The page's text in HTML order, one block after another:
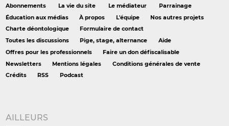
Abonnements La vie du site Le médiateur
Parrainage
Éducation aux médias
À propos L'équipe
Nos autres projets
Charte déontologique
Formulaire de contact
Toutes les discussions
Pige, stage, alternance
Aide
Offres pour les professionnels
Faire un don défiscalisable
Newsletters
Mentions légales
Conditions générales de vente
Crédits
RSS Podcast
AILLEURS